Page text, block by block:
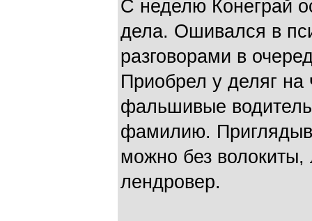
С неделю Конеграй
дела. Ошивался в
разговорами в
Приобрел у деляг
фальшивые
фамилию.
можно без волокиты,
лендровер.